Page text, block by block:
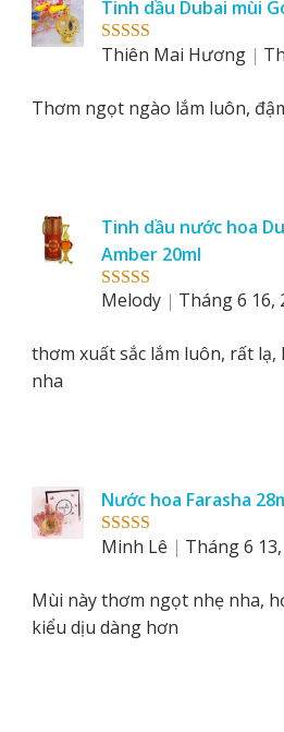
Rated5 out
Tinh dầu Dubai mùi
Thiên Mai Hương
Thơm ngọt ngào lắm luôn,
Rated5out
Tinh dầu nước hoa
Amber 20ml
Melody
Tháng 6 16,
thơm xuất sắc lắm luôn, rất
nha
Rated 5out
Nước hoa Farasha
Minh Lê
Tháng 6
Mùi này thơm ngọt nhẹ nha,
kiểu dịu dàng hơn